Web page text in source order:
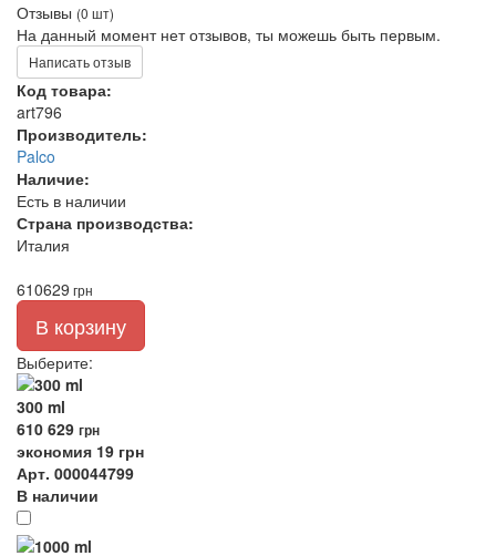
Отзывы (0 шт)
На данный момент нет отзывов, ты можешь быть первым.
Написать отзыв
Код товара:
art796
Производитель:
Palco
Наличие:
Есть в наличии
Страна производства:
Италия
610629 грн
В корзину
Выберите:
300 ml
610 629 грн
экономия 19 грн
Арт. 000044799
В наличии